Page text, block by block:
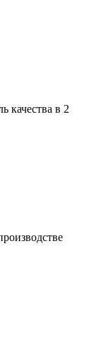
качества в 2